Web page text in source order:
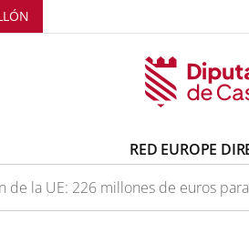
RED EUROPE
de la UE: 226 millones de euros